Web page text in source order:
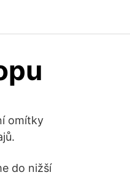
omítky
do nižší